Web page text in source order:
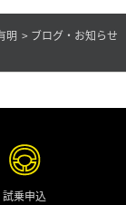
明
ブログ・お知らせ
試乗申込